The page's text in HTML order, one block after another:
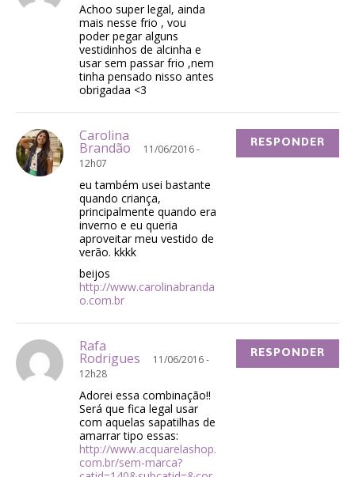
Achoo super legal, ainda
mais nesse frio , vou
poder pegar alguns
vestidinhos de alcinha e
usar sem passar frio ,nem
tinha pensado nisso antes
obrigadaa <3
Carolina
Brandão
11/06/2016 -
12h07
eu também usei bastante
quando criança,
principalmente quando era
inverno e eu queria
aproveitar meu vestido de
verão. kkkk
beijos
http://www.carolinabranda
o.com.br
RESPONDER
Rafa
Rodrigues
11/06/2016 -
12h28
Adorei essa combinação!!
Será que fica legal usar
com aquelas sapatilhas de
amarrar tipo essas:
http://www.acquarelashop.
com.br/sem-marca?
RESPONDER